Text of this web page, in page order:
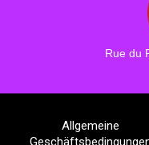
Rue du
Allgemeine